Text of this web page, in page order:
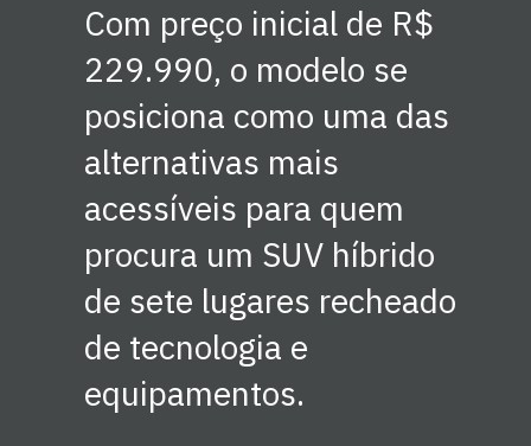
Com preço inicial de R$
229.990, o modelo se
posiciona como uma das
alternativas mais
acessíveis para quem
procura um SUV híbrido
de sete lugares recheado
de tecnologia e